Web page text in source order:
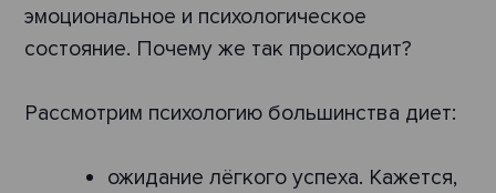
эмоциональное и психологическое
состояние. Почему же так происходит?
Рассмотрим психологию большинства диет:
ожидание лёгкого успеха. Кажется,